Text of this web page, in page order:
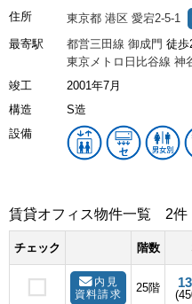
住所
東京都 港区 愛宕2-5-1
最寄駅 都営三田線 御成門 徒歩
東京メトロ日比谷線 神
竣工
2001年7月
構造
S造
設備
賃貸オフィス物件一覧 2件
チェック 階数
内見
資料請求
25階